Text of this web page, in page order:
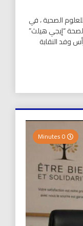
الصحية ، في
“إيجي هيلث”
وفد النقابة